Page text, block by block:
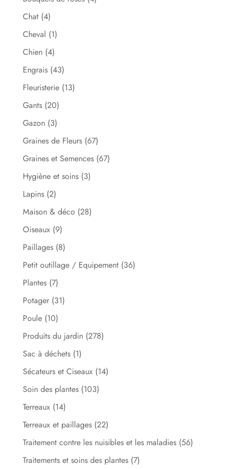
Chat (4)
Cheval (1)
Chien (4)
Engrais (43)
Fleuristerie (13)
Gants (20)
Gazon (3)
Graines de Fleurs (67)
Graines et Semences (67)
Hygiène et soins (3)
Lapins (2)
Maison & déco (28)
Oiseaux (9)
Paillages (8)
Petit outillage / Equipement (36)
Plantes (7)
Potager (31)
Poule (10)
Produits du jardin (278)
Sac à déchets (1)
Sécateurs et Ciseaux (14)
Soin des plantes (103)
Terreaux (14)
Terreaux et paillages (22)
Traitement contre les nuisibles et les maladies (56)
Traitements et soins des plantes (7)